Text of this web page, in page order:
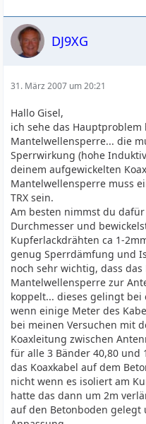
DJ9XG
31. März 2007 um 20:21
Hallo Gisel,
ich sehe das
Mantelwellensperre... die
Sperrwirkung (hohe
deinem aufgewickelten
Mantelwellensperre muss
TRX sein.
Am besten nimmst du
Durchmesser und
Kupferlackdrähten ca 1-
genug Sperrdämfung und
noch sehr wichtig, dass das
Mantelwellensperre zur
koppelt... dieses gelingt
wenn einige Meter des
bei meinen Versuchen mit
Koaxleitung zwischen
für alle 3 Bänder 40,80
das Koaxkabel auf dem
nicht wenn es isoliert am
hatte das dann um 2m
auf den Betonboden